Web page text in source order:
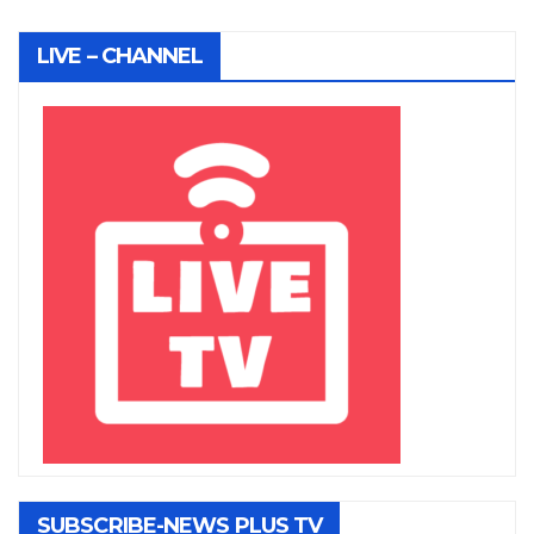
LIVE – CHANNEL
SUBSCRIBE-NEWS PLUS TV